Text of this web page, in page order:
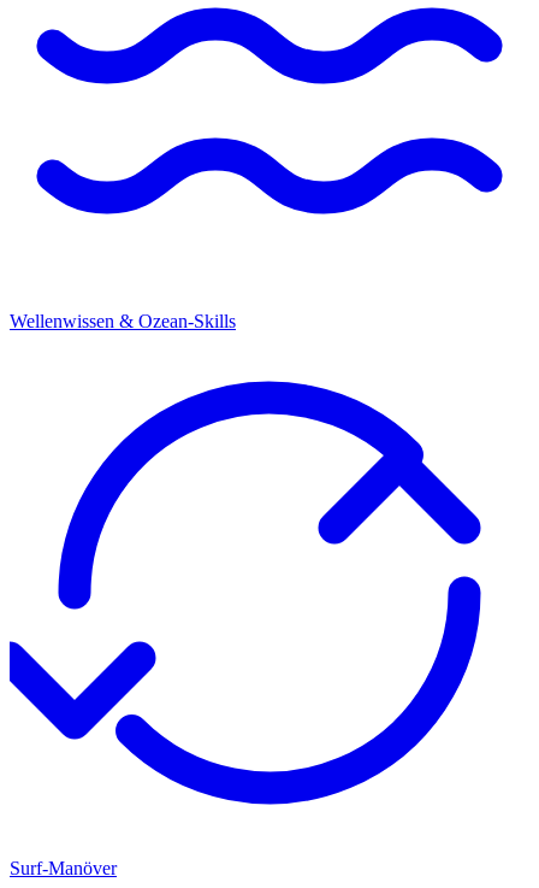
Wellenwissen & Ozean-Skills
Surf-Manöver